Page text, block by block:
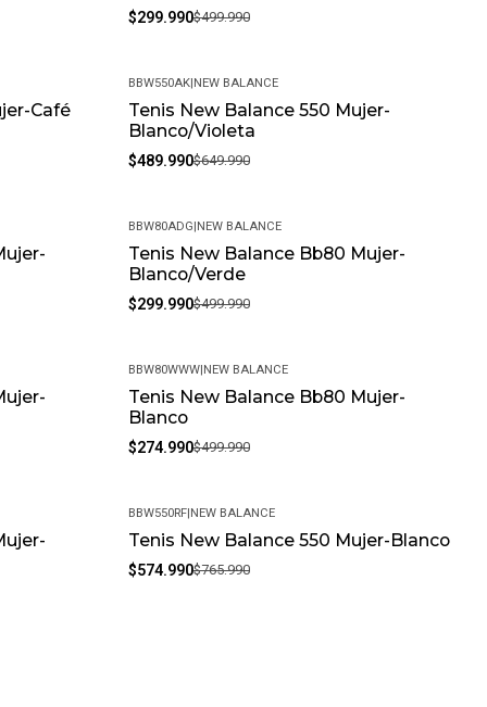
$299.990$499.990
Café -25%
BBW550AK|NEW BALANCE
Tenis New Balance 550 Mujer-
Blanco/Violeta
$489.990$649.990
-40%
BBW80ADG|NEW BALANCE
Tenis New Balance Bb80 Mujer-
Blanco/Verde
$299.990$499.990
-45%
BBW80WWW|NEW BALANCE
Tenis New Balance Bb80 Mujer-
Blanco
$274.990$499.990
-25%
BBW550RF|NEW BALANCE
Tenis New Balance 550 Mujer-Blanco
$574.990$765.990